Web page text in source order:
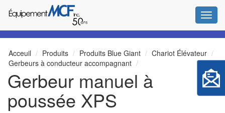
Acceuil Produits Produits Blue Giant
Chariot Élévateur
Gerbeurs à conducteur accompagnant
Gerbeur manuel à
poussée XPS